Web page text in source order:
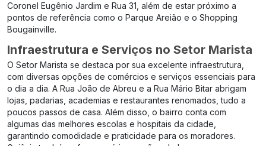
Coronel Eugênio Jardim e Rua 31 , além de estar próximo a
pontos de referência como o Parque Areião e o Shopping
Bougainville.
Infraestrutura e Serviços no Setor Marista
O Setor Marista se destaca por sua excelente infraestrutura,
com diversas opções de comércios e serviços essenciais para
o dia a dia. A Rua João de Abreu e a Rua Mário Bitar abrigam
lojas, padarias, academias e restaurantes renomados, tudo a
poucos passos de casa. Além disso, o bairro conta com
algumas das melhores escolas e hospitais da cidade,
garantindo comodidade e praticidade para os moradores.